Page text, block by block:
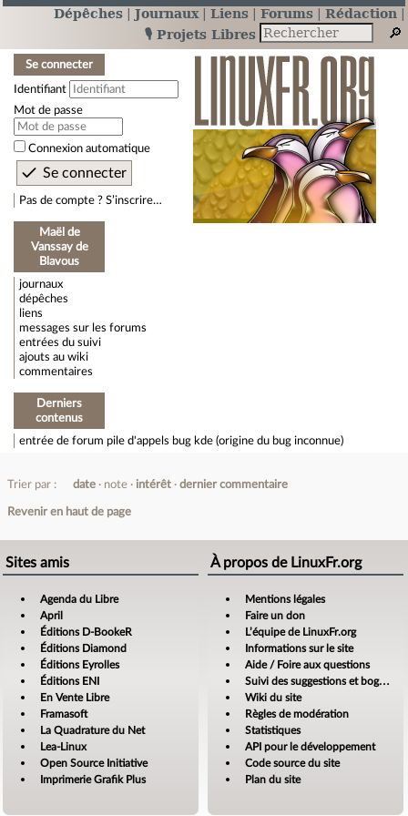
Dépêches Journaux Liens Forums
Rédaction
🎙️ Projets Libres
Se connecter
Identifiant
Mot de passe
Connexion automatique
Pas de compte ? S’inscrire…
Maël de
Vanssay de
Blavous
journaux
dépêches
liens
messages sur les forums
entrées du suivi
ajouts au wiki
commentaires
Derniers
contenus
entrée de forum pile d'appels bug kde (origine du bug inconnue)
Trier par : date note intérêt dernier commentaire
Revenir en haut de page
Sites amis
Agenda du Libre
April
Éditions D-BookeR
Éditions Diamond
Éditions Eyrolles
Éditions ENI
En Vente Libre
Framasoft
La Quadrature du Net
Lea-Linux
Open Source Initiative
Imprimerie Grafik Plus
À propos de LinuxFr.org
Mentions légales
Faire un don
L’équipe de LinuxFr.org
Informations sur le site
Aide / Foire aux questions
Suivi des suggestions et bogues
Wiki du site
Règles de modération
Statistiques
API pour le développement
Code source du site
Plan du site